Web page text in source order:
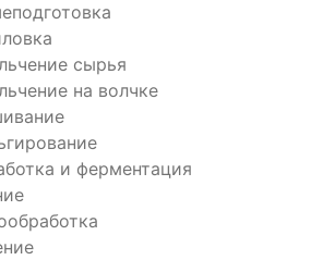
сырья
на волчке
и ферментация